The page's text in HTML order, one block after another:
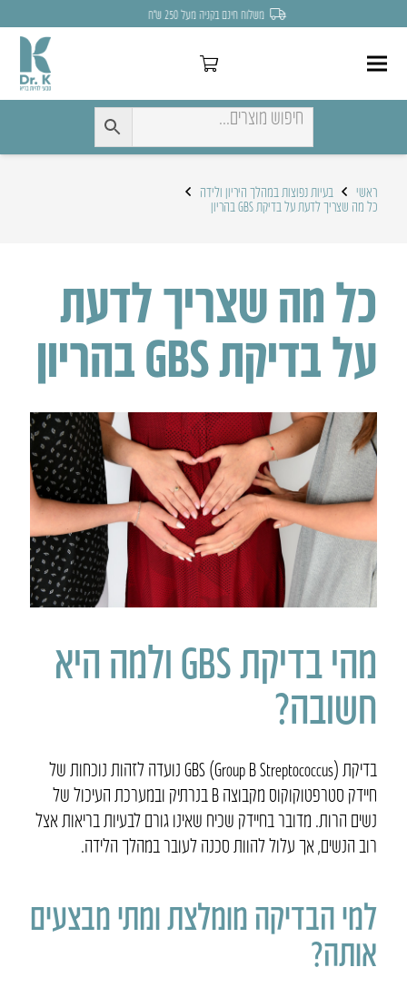
לחצו כאן להנחה של 7% לקניה הראשונה
ראשי
בעיות נפוצות במהלך היריון ולידה
כל מה שצריך לדעת על בדיקת GBS בהריון
כל מה שצריך לדעת
על בדיקת GBS בהריון
מהי בדיקת GBS ולמה היא
חשובה?
בדיקת GBS (Group B Streptococcus) נועדה לזהות נוכחות של
חיידק סטרפטוקוקוס מקבוצה B בנרתיק ובמערכת העיכול של
נשים הרות. מדובר בחיידק שכיח שאינו גורם לבעיות בריאות אצל
רוב הנשים, אך עלול להוות סכנה לעובר במהלך הלידה.
למי הבדיקה מומלצת ומתי מבצעים
אותה?